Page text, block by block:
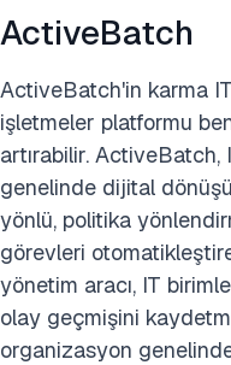
ActiveBatch
ActiveBatch'in karma IT
işletmeler platformu
artırabilir. ActiveBatch,
genelinde dijital
yönlü, politika
görevleri
yönetim aracı, IT
olay geçmişini
organizasyon